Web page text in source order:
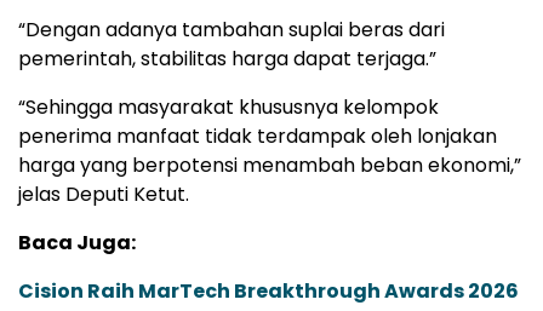
“Dengan adanya tambahan suplai beras dari
pemerintah, stabilitas harga dapat terjaga.”
“Sehingga masyarakat khususnya kelompok
penerima manfaat tidak terdampak oleh lonjakan
harga yang berpotensi menambah beban ekonomi,”
jelas Deputi Ketut.
Baca Juga:
Cision Raih MarTech Breakthrough Awards 2026